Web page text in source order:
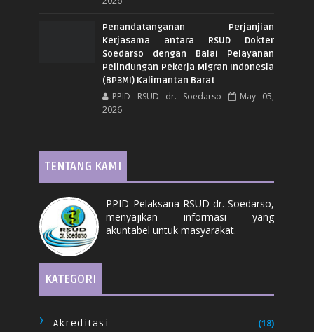
Penandatanganan Perjanjian
Kerjasama antara RSUD Dokter
Soedarso dengan Balai Pelayanan
Pelindungan Pekerja Migran Indonesia
(BP3MI) Kalimantan Barat
PPID RSUD dr. Soedarso
May 05,
2026
TENTANG KAMI
PPID Pelaksana RSUD dr. Soedarso,
menyajikan informasi yang
akuntabel untuk masyarakat.
KATEGORI
Akreditasi (18)